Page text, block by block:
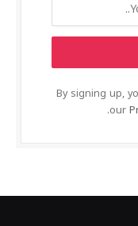
By signing up,
our